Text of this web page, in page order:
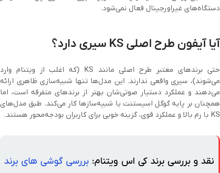
دستگاه‌های غیراورجینال فعال نمی‌شود.
آیا آیفون طرح اصلی KS سیری دارد؟
حتی برندهای معتبر طرح اصلی مانند KS (که اغلب از ویتنام وارد
می‌شوند)، سیری واقعی ندارند. این مدل‌ها تنها شبیه‌سازی ظاهری ارائه
می‌دهند و عملکرد دستیار صوتی‌شان بهتر از برندهای متفرقه است، اما
همچنان بر پایه گوگل اسیستنت یا شبیه‌سازها کار می‌کند. طبق مدل‌های
KS با رم بالا و عملکرد قوی، گزینه خوبی برای کاربران بودجه‌محور هستند.
نقد و بررسی برند کی اس ویتنام: بررسی گوشی های برند